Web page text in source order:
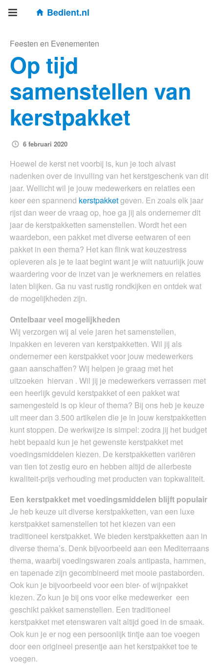
Bedient.nl
Feesten en Evenementen
Op tijd
samenstellen van
kerstpakket
6 februari 2020
Hoewel de kerst net voorbij is, kun je toch alvast
nadenken over de invulling van het kerstgeschenk van dit
jaar. Wellicht wil je jouw medewerkers en relaties een
keer een spannend kerstpakketgeven. En zoals elk jaar
rijst dan weer de vraag op, hoe ga jij als ondernemer dit
jaar de kerstpakketten samenstellen. Wordt het een
waardebon, een pakket met diverse eetwaren of een
pakket in een thema? Het kan flink wat keuzestress
opleveren als je te laat begint want je wilt natuurlijk jouw
waardering voor de inzet van je werknemers en relaties
laten blijken. Ga nu vast rustig rondkijken en ontdek wat
de mogelijkheden zijn.
Ontelbaar veel mogelijkheden
Wij verzorgen wij al vele jaren het samenstellen,
inpakken en leveren van kerstpakketten. Wil jij als
ondernemer een kerstpakket voor jouw medewerkers
gaan aanschaffen? Wij helpen je graag met het
uitzoeken hiervan . Wil jij je medewerkers verrassen met
een heerlijk gevuld kerstpakket of een pakket wat
samengesteld is op kleur of thema? Bij ons heb je keuze
uit meer dan 3.500 artikelen die je in jouw kerstpakketten
kunt stoppen. De werkwijze is simpel: zodra jij het budget
hebt bepaald kun je het gewenste kerstpakket met
voedingsmiddelen kiezen. De kerstpakketten variëren
van tien tot zestig euro en hebben altijd de allerbeste
kwaliteit-prijs verhouding met producten van topkwaliteit.
​Een kerstpakket met voedingsmiddelen blijft populair
Je heb keuze uit diverse kerstpakketten, van een luxe
kerstpakket samenstellen tot het kiezen van een
traditioneel kerstpakket. We bieden kerstpakketten aan in
diverse thema’s. Denk bijvoorbeeld aan een Mediterraans
thema, waarbij voedingswaren zoals antipasta, hammen,
en tapenade zijn gecombineerd met mooie pastaborden.
Ook kun je bijvoorbeeld voor een bier- of wijnpakket
kiezen. Zo kun je bij ons voor elke medewerker een
geschikt pakket samenstellen. Een traditioneel
kerstpakket met etenswaren valt altijd goed in de smaak.
Ook kun je er nog een persoonlijk tintje aan toe voegen
door een origineel presentje aan het kerstpakket toe te
voegen.